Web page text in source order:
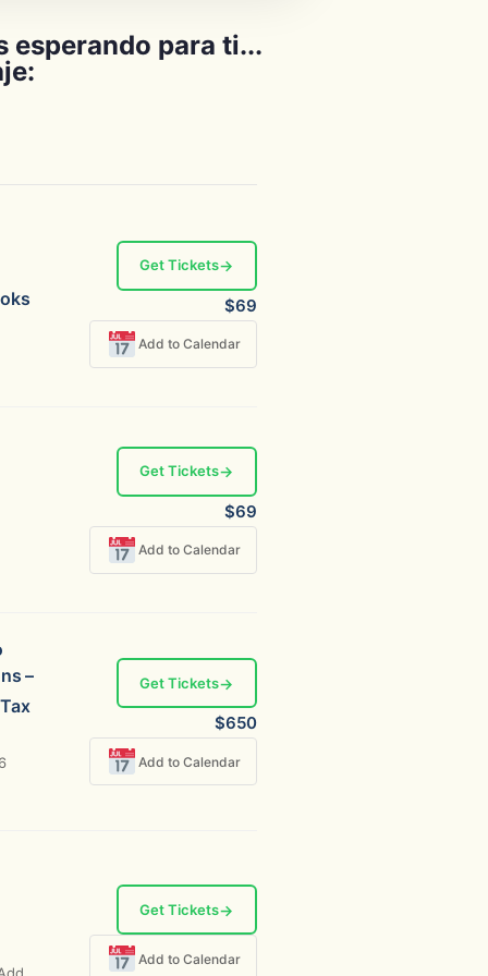
para ti...
Get Tickets →
$69
Add to Calendar
Get Tickets →
$69
Add to Calendar
–
Get Tickets →
$650
Add to Calendar
Get Tickets →
Add to Calendar